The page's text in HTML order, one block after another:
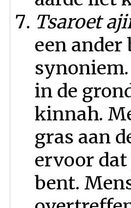
Tsaroet
een
in de
kinnah.
gras aan
ervoor
bent.